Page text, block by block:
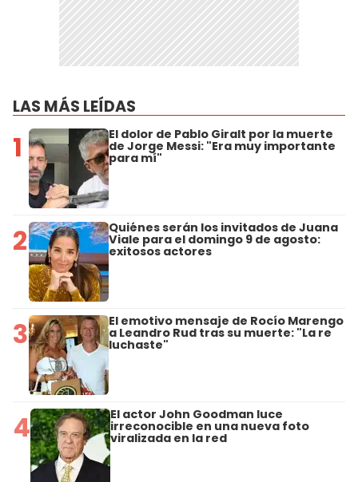
LAS MÁS LEÍDAS
1 El dolor de Pablo Giralt por la muerte
de Jorge Messi: "Era muy importante
para mí"
2 Quiénes serán los invitados de Juana
Viale para el domingo 9 de agosto:
exitosos actores
3 El emotivo mensaje de Rocío Marengo
a Leandro Rud tras su muerte: "La re
luchaste"
4 El actor John Goodman luce
irreconocible en una nueva foto
viralizada en la red